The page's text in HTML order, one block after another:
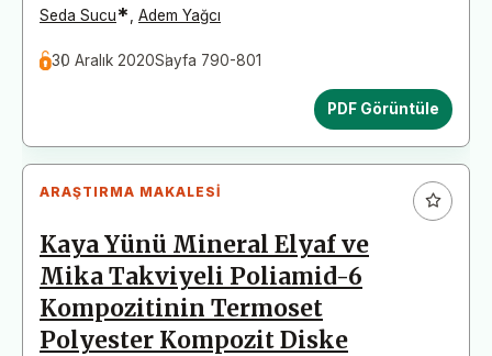
Seda Sucu* Adem Yağcı
30 Aralık 2020Sayfa 790-801
PDF Görüntüle
ARAŞTIRMA MAKALESI
Kaya Yünü Mineral Elyaf ve
Mika Takviyeli Poliamid-6
Kompozitinin Termoset
Polyester Kompozit Diske